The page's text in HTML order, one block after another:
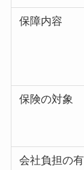
保障内容
保険の対象
会社負担の有